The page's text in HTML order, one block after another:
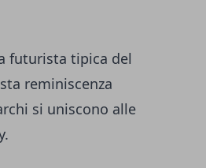
futurista tipica del
reminiscenza
si uniscono alle